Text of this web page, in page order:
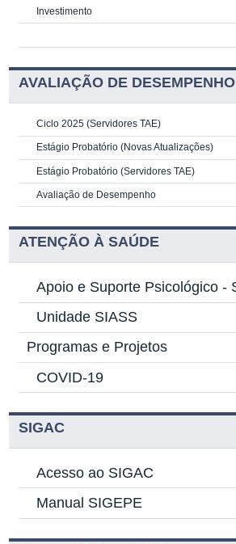
Investimento
AVALIAÇÃO DE DESEMPENHO
Ciclo 2025 (Servidores TAE)
Estágio Probatório (Novas Atualizações)
Estágio Probatório (Servidores TAE)
Avaliação de Desempenho
ATENÇÃO À SAÚDE
Apoio e Suporte Psicológico -
Unidade SIASS
Programas e Projetos
COVID-19
SIGAC
Acesso ao SIGAC
Manual SIGEPE